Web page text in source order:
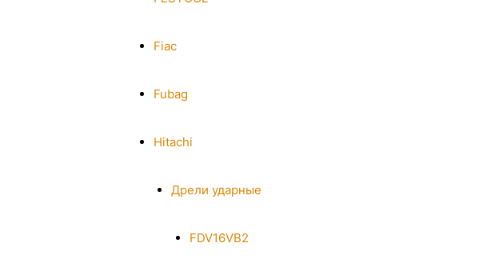
Fiac
Fubag
Hitachi
Дрели ударные
FDV16VB2